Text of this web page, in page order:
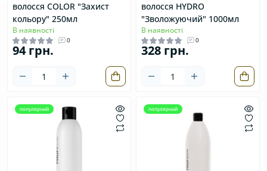
волосся COLOR "Захист
кольору" 250мл
В наявності
0
94 грн.
волосся HYDRO
"Зволожуючий" 1000мл
В наявності
0
328 грн.
популярний популярний